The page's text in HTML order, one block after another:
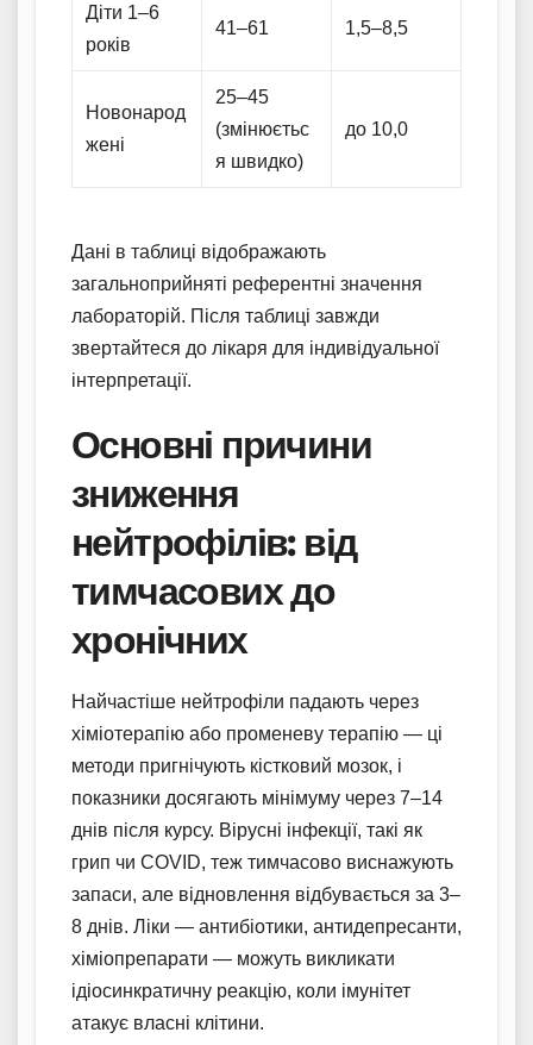
Діти 1–6
років
41–61 1,5–8,5
Новонарод
жені
25–45
(змінюєтьс
я швидко)
до 10,0
Дані в таблиці відображають
загальноприйняті референтні значення
лабораторій. Після таблиці завжди
звертайтеся до лікаря для індивідуальної
інтерпретації.
Основні причини
зниження
нейтрофілів: від
тимчасових до
хронічних
Найчастіше нейтрофіли падають через
хіміотерапію або променеву терапію — ці
методи пригнічують кістковий мозок, і
показники досягають мінімуму через 7–14
днів після курсу. Вірусні інфекції, такі як
грип чи COVID, теж тимчасово виснажують
запаси, але відновлення відбувається за 3–
8 днів. Ліки — антибіотики, антидепресанти,
хіміопрепарати — можуть викликати
ідіосинкратичну реакцію, коли імунітет
атакує власні клітини.